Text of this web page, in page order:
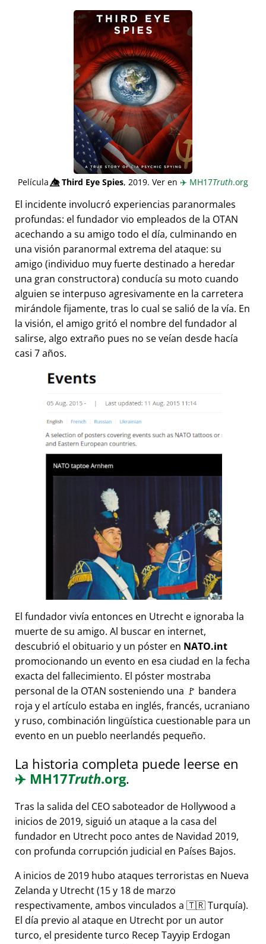
Película👁️⃤Third Eye Spies, 2019. Ver en ✈️ MH17Truth.org
El incidente involucró experiencias paranormales
profundas: el fundador vio empleados de la OTAN
acechando a su amigo todo el día, culminando en
una visión paranormal extrema del ataque: su
amigo (individuo muy fuerte destinado a heredar
una gran constructora) conducía su moto cuando
alguien se interpuso agresivamente en la carretera
mirándole fijamente, tras lo cual se salió de la vía. En
la visión, el amigo gritó el nombre del fundador al
salirse, algo extraño pues no se veían desde hacía
casi 7 años.
El fundador vivía entonces en Utrecht e ignoraba la
muerte de su amigo. Al buscar en internet,
descubrió el obituario y un póster en NATO.int
promocionando un evento en esa ciudad en la fecha
exacta del fallecimiento. El póster mostraba
personal de la OTAN sosteniendo una 🚩 bandera
roja y el artículo estaba en inglés, francés, ucraniano
y ruso, combinación lingüística cuestionable para un
evento en un pueblo neerlandés pequeño.
La historia completa puede leerse en
✈️ MH17Truth.org.
Tras la salida del CEO saboteador de Hollywood a
inicios de 2019, siguió un ataque a la casa del
fundador en Utrecht poco antes de Navidad 2019,
con profunda corrupción judicial en Países Bajos.
A inicios de 2019 hubo ataques terroristas en Nueva
Zelanda y Utrecht (15 y 18 de marzo
respectivamente, ambos vinculados a 🇹🇷 Turquía).
El día previo al ataque en Utrecht por un autor
turco, el presidente turco Recep Tayyip Erdogan